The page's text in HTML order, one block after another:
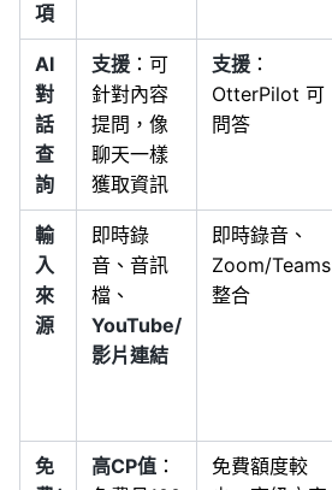
項
AI
對
話
查
詢
支援 ：可
針對內容
提問，像
聊天一樣
獲取資訊
支援 ：
OtterPilot 可
問答
輸
入
來
源
即時錄
音、音訊
檔、
YouTube/
影片連結
即時錄音、
Zoom/Teams
整合
免
高CP值 ：
免費額度較